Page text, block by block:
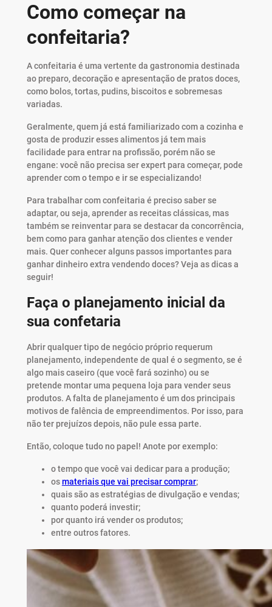
Como começar na
confeitaria?
A confeitaria é uma vertente da gastronomia destinada
ao preparo, decoração e apresentação de pratos doces,
como bolos, tortas, pudins, biscoitos e sobremesas
variadas.
Geralmente, quem já está familiarizado com a cozinha e
gosta de produzir esses alimentos já tem mais
facilidade para entrar na profissão, porém não se
engane: você não precisa ser expert para começar, pode
aprender com o tempo e ir se especializando!
Para trabalhar com confeitaria é preciso saber se
adaptar, ou seja, aprender as receitas clássicas, mas
também se reinventar para se destacar da concorrência,
bem como para ganhar atenção dos clientes e vender
mais. Quer conhecer alguns passos importantes para
ganhar dinheiro extra vendendo doces? Veja as dicas a
seguir!
Faça o planejamento inicial da
sua confetaria
Abrir qualquer tipo de negócio próprio requerum
planejamento, independente de qual é o segmento, se é
algo mais caseiro (que você fará sozinho) ou se
pretende montar uma pequena loja para vender seus
produtos. A falta de planejamento é um dos principais
motivos de falência de empreendimentos. Por isso, para
não ter prejuízos depois, não pule essa parte.
Então, coloque tudo no papel! Anote por exemplo:
o tempo que você vai dedicar para a produção;
osmateriais que vai precisar comprar;
quais são as estratégias de divulgação e vendas;
quanto poderá investir;
por quanto irá vender os produtos;
entre outros fatores.